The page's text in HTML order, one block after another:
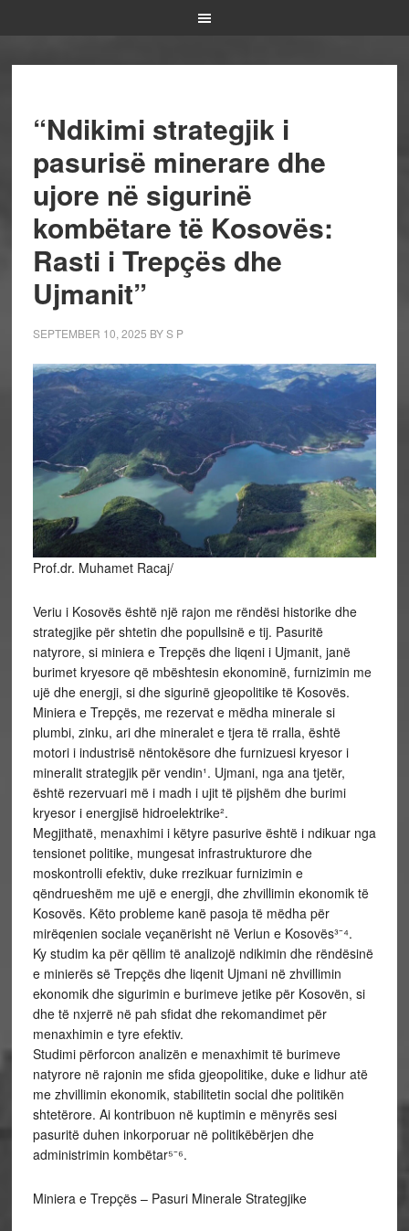
“Ndikimi strategjik i
pasurisë minerare dhe
ujore në sigurinë
kombëtare të Kosovës:
Rasti i Trepçës dhe
Ujmanit”
SEPTEMBER 10, 2025 BYS P
Prof.dr. Muhamet Racaj/
Veriu i Kosovës është një rajon me rëndësi historike dhe
strategjike për shtetin dhe popullsinë e tij. Pasuritë
natyrore, si miniera e Trepçës dhe liqeni i Ujmanit, janë
burimet kryesore që mbështesin ekonominë, furnizimin me
ujë dhe energji, si dhe sigurinë gjeopolitike të Kosovës.
Miniera e Trepçës, me rezervat e mëdha minerale si
plumbi, zinku, ari dhe mineralet e tjera të rralla, është
motori i industrisë nëntokësore dhe furnizuesi kryesor i
mineralit strategjik për vendin¹. Ujmani, nga ana tjetër,
është rezervuari më i madh i ujit të pijshëm dhe burimi
kryesor i energjisë hidroelektrike².
Megjithatë, menaxhimi i këtyre pasurive është i ndikuar nga
tensionet politike, mungesat infrastrukturore dhe
moskontrolli efektiv, duke rrezikuar furnizimin e
qëndrueshëm me ujë e energji, dhe zhvillimin ekonomik të
Kosovës. Këto probleme kanë pasoja të mëdha për
mirëqenien sociale veçanërisht në Veriun e Kosovës³⁻⁴.
Ky studim ka për qëllim të analizojë ndikimin dhe rëndësinë
e minierës së Trepçës dhe liqenit Ujmani në zhvillimin
ekonomik dhe sigurimin e burimeve jetike për Kosovën, si
dhe të nxjerrë në pah sfidat dhe rekomandimet për
menaxhimin e tyre efektiv.
Studimi përforcon analizën e menaxhimit të burimeve
natyrore në rajonin me sfida gjeopolitike, duke e lidhur atë
me zhvillimin ekonomik, stabilitetin social dhe politikën
shtetërore. Ai kontribuon në kuptimin e mënyrës sesi
pasuritë duhen inkorporuar në politikëbërjen dhe
administrimin kombëtar⁵⁻⁶.
Miniera e Trepçës – Pasuri Minerale Strategjike